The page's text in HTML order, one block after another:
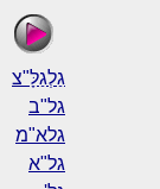
גַלְגַלָּ"צ
גל"ב
גלא"מ
גל"א